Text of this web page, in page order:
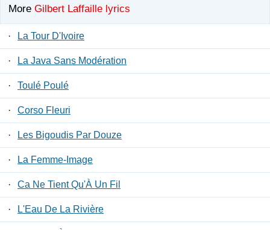
More Gilbert Laffaille lyrics
· La Tour D'Ivoire
· La Java Sans Modération
· Toulé Poulé
· Corso Fleuri
· Les Bigoudis Par Douze
· La Femme-Image
· Ca Ne Tient Qu'À Un Fil
· L'Eau De La Rivière